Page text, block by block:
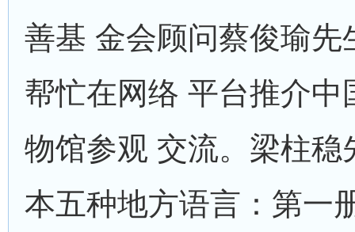
善基 金会顾问蔡俊瑜先
帮忙在网络 平台推介中
物馆参观 交流。梁柱稳
本五种地方语言：第一